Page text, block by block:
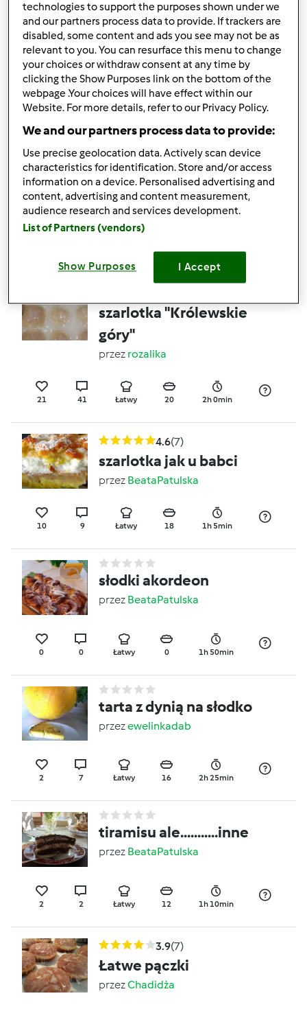
4.2(5)
sernik tiramisu na
zimno
przezGość
6h 30min
4.4(8)
sernik z rosą
przezGość
8 2h 15min
szarlotka "Królewskie
góry"
przez rozalika
21 41 Łatwy 20 2h 0min
4.6(7)
szarlotka jak u babci
przez BeataPatulska
10 9 Łatwy 18 1h 5min
słodki akordeon
przez BeataPatulska
0 0 Łatwy 0 1h 50min
tarta z dynią na słodko
przezewelinkadab
2 7 Łatwy 16 2h 25min
tiramisu ale...........inne
przez BeataPatulska
2 2 Łatwy 12 1h 10min
3.9(7)
Łatwe pączki
przezChadidża
technologies to support the purposes shown under we
and our partners process data to provide. If trackers are
disabled, some content and ads you see may not be as
relevant to you. You can resurface this menu to change
your choices or withdraw consent at any time by
clicking the Show Purposes link on the bottom of the
webpage .Your choices will have effect within our
Website. For more details, refer to our Privacy Policy.
We and our partners process data to provide:
Use precise geolocation data. Actively scan device
characteristics for identification. Store and/or access
information on a device. Personalised advertising and
content, advertising and content measurement,
audience research and services development.
List of Partners (vendors)
Show Purposes I Accept